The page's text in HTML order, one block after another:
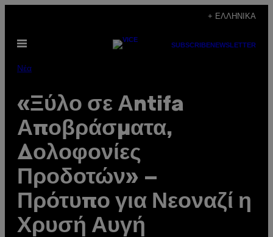
περιεχόμενο
+ ΕΛΛΗΝΙΚΆ
Ανοίξτε
SUBSCRIBENEWSLETTER
Νέα
«Ξύλο σε Αntifa
Αποβράσματα,
Δολοφονίες
Προδοτών» –
Πρότυπο για Νεοναζί η
Χρυσή Αυγή